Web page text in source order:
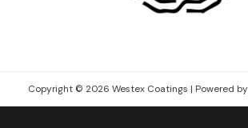
Copyright © 2026 Westex Coatings | Powered